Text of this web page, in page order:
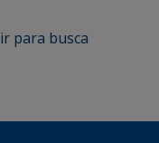
ir para busca